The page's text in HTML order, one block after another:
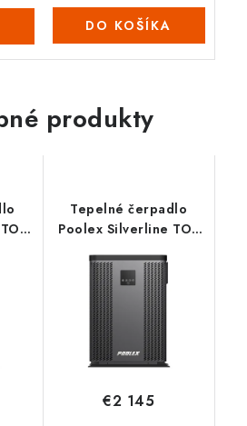
DO KOŠÍKA
produkty
Tepelné čerpadlo
Poolex Silverline TOP
€2 145